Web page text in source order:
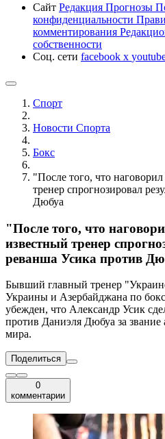
Сайт Редакция Прогнозы
конфиденциальности
комментирования
собственности
Соц. сети facebook x
Спорт
Новости Cпорта
Бокс
"После того, что
тренер спрогнозировал
Дюбуа
"После того, что
известный тренер
реванша Усика против
Бывший главный тренер
Украины и Азербайджана по
убежден, что Александр Усик
против Даниэля Дюбуа за
мира.
Поделиться
0
комментарии